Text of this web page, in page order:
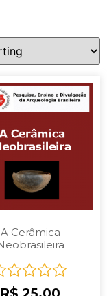
A Cerâmica